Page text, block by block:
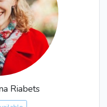
Riabets